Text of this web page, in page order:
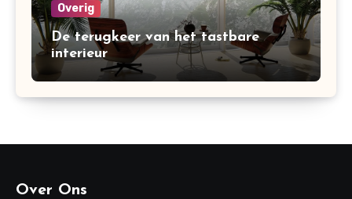
Overig
De terugkeer van het tastbare
interieur
Over Ons